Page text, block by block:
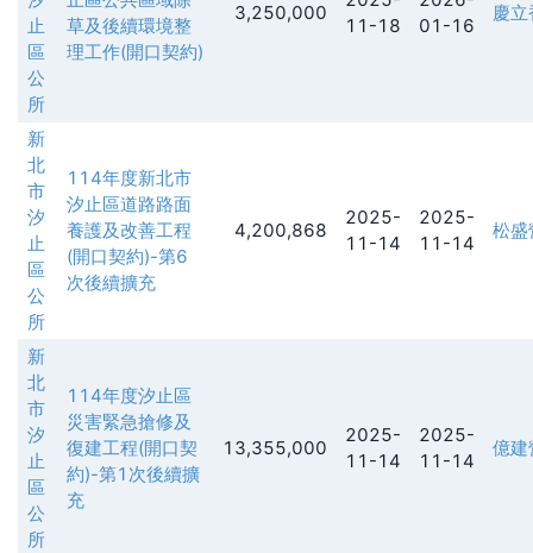
止
區
公
所
草及後續環境整
理工作(開口契約)
3,250,000
11-18
01-16
慶
新
北
市
汐
止
區
公
所
114年度新北市
汐止區道路路面
養護及改善工程
(開口契約)-第6
次後續擴充
4,200,868
2025-
11-14
2025-
11-14
松盛
新
北
市
汐
止
區
公
所
114年度汐止區
災害緊急搶修及
復建工程(開口契
約)-第1次後續擴
充
13,355,000
2025-
11-14
2025-
11-14
億建